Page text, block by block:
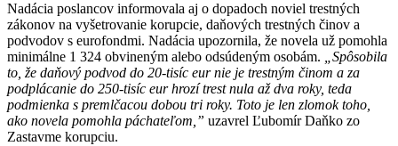
Nadácia poslancov informovala aj o dopadoch noviel trestných
zákonov na vyšetrovanie korupcie, daňových trestných činov a
podvodov s eurofondmi. Nadácia upozornila, že novela už pomohla
minimálne 1 324 obvineným alebo odsúdeným osobám.
„Spôsobila
to, že daňový podvod do 20-tisíc eur nie je trestným činom a za
podplácanie do 250-tisíc eur hrozí trest nula až dva roky, teda
podmienka s premlčacou dobou tri roky. Toto je len zlomok toho,
ako novela pomohla páchateľom,” uzavrel Ľubomír Daňko zo
Zastavme korupciu.